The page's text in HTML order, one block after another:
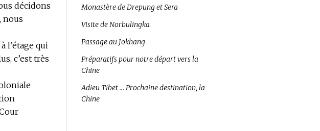
décidons
nous
l’étage qui
c’est très
Monastère de Drepung et Sera
Visite de Norbulingka
Passage au Jokhang
Préparatifs pour notre départ vers la
Chine
Adieu Tibet … Prochaine destination, la
Chine